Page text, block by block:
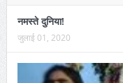
नमस्ते दुनिया!
जुलाई 01, 2020